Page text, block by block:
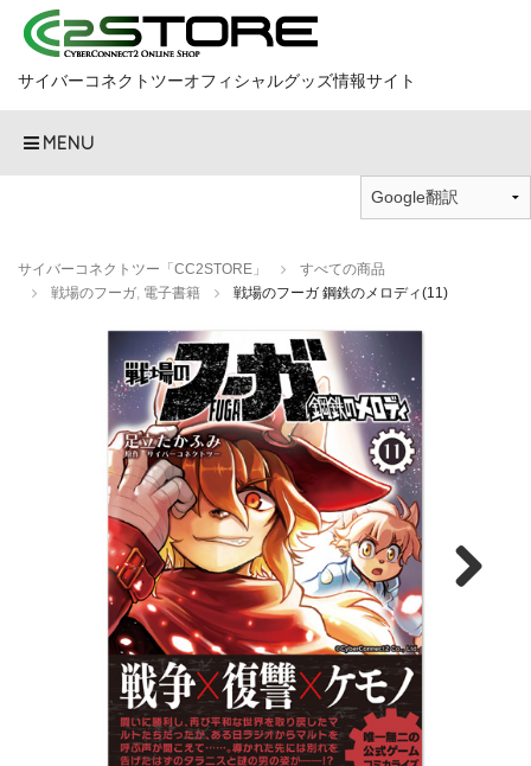
サイバーコネクトツーオフィシャルグッズ情報サイト
MENU
サイバーコネクトツー「CC2STORE」
すべての商品
戦場のフーガ, 電子書籍 戦場のフーガ 鋼鉄のメロディ(11)